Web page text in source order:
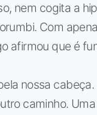
nem cogita a
Com
afirmou que é
nossa
caminho.